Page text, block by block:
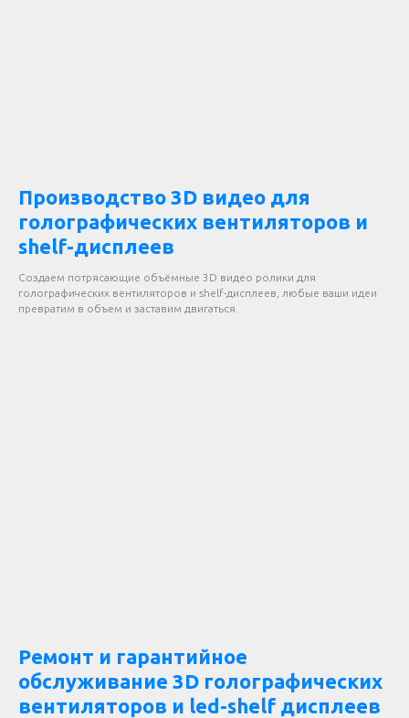
Производство 3D видео для
голографических вентиляторов и
shelf-дисплеев
Создаем потрясающие объёмные 3D видео ролики для
голографических вентиляторов и shelf-дисплеев, любые ваши идеи
превратим в объем и заставим двигаться.
Ремонт и гарантийное
обслуживание 3D голографических
вентиляторов и led-shelf дисплеев